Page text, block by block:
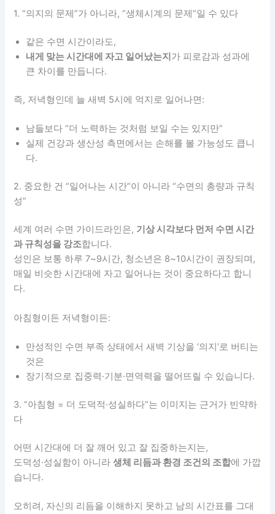
1. “의지의 문제”가 아니라, “생체시계의 문제”일 수 있다
같은 수면 시간이라도,
내게 맞는 시간대에 자고 일어났는지 가 피로감과 성과에
큰 차이를 만듭니다.
즉, 저녁형인데 늘 새벽 5시에 억지로 일어나면:
남들보다 “더 노력하는 것처럼 보일 수는 있지만”
실제 건강과 생산성 측면에서는 손해를 볼 가능성도 큽니
다.
2. 중요한 건 “일어나는 시간”이 아니라 “수면의 총량과 규칙
성”
세계 여러 수면 가이드라인은, 기상 시각보다 먼저 수면 시간
과 규칙성을 강조합니다.
성인은 보통 하루 7~9시간, 청소년은 8~10시간이 권장되며,
매일 비슷한 시간대에 자고 일어나는 것이 중요하다고 합니
다.
아침형이든 저녁형이든:
만성적인 수면 부족 상태에서 새벽 기상을 ‘의지’로 버티는
것은
장기적으로 집중력·기분·면역력을 떨어뜨릴 수 있습니다.
3. “아침형 = 더 도덕적·성실하다”는 이미지는 근거가 빈약하
다
어떤 시간대에 더 잘 깨어 있고 잘 집중하는지는,
도덕성·성실함이 아니라생체 리듬과 환경 조건의 조합에 가깝
습니다.
오히려, 자신의 리듬을 이해하지 못하고 남의 시간표를 그대